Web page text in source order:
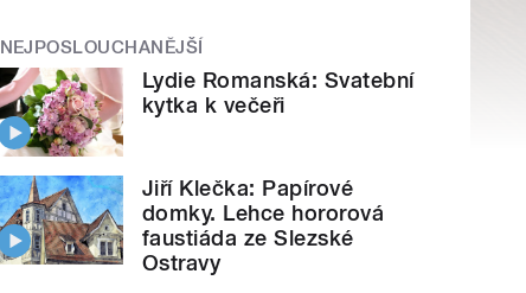
NEJPOSLOUCHANĚJŠÍ
Lydie Romanská: Svatební
kytka k večeři
Jiří Klečka: Papírové
domky. Lehce hororová
faustiáda ze Slezské
Ostravy